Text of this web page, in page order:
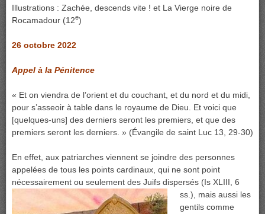
Illustrations : Zachée, descends vite ! et La Vierge noire de
Rocamadour (12e)
26 octobre 2022
Appel à la Pénitence
« Et on viendra de l’orient et du couchant, et du nord et du midi,
pour s’asseoir à table dans le royaume de Dieu. Et voici que
[quelques-uns] des derniers seront les premiers, et que des
premiers seront les derniers. » (Évangile de saint Luc 13, 29-30)
En effet, aux patriarches viennent se joindre des personnes
appelées de tous les points cardinaux, qui ne sont point
nécessairement ou seulement des Juifs dispersés (Is XLIII, 6
ss.), mais aussi les
gentils comme